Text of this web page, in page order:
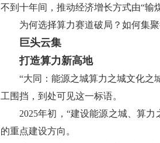
不到十年间，推动经济增长方式由“输
为何选择算力赛道破局？如何集
巨头云集
打造算力新高地
“大同：能源之城算力之城文化
工围挡，到处可见这一标语。
2025年初，“建设能源之城、算
的重点建设方向。